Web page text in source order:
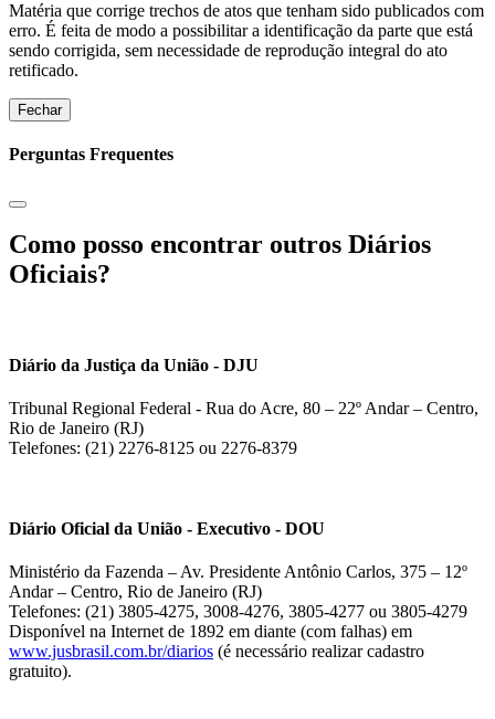
Matéria que corrige trechos de atos que tenham sido publicados com
erro. É feita de modo a possibilitar a identificação da parte que está
sendo corrigida, sem necessidade de reprodução integral do ato
retificado.
Fechar
Perguntas Frequentes
Como posso encontrar outros Diários
Oficiais?
Diário da Justiça da União - DJU
Tribunal Regional Federal - Rua do Acre, 80 – 22º Andar – Centro,
Rio de Janeiro (RJ)
Telefones: (21) 2276-8125 ou 2276-8379
Diário Oficial da União - Executivo - DOU
Ministério da Fazenda – Av. Presidente Antônio Carlos, 375 – 12º
Andar – Centro, Rio de Janeiro (RJ)
Telefones: (21) 3805-4275, 3008-4276, 3805-4277 ou 3805-4279
Disponível na Internet de 1892 em diante (com falhas) em
www.jusbrasil.com.br/diarios (é necessário realizar cadastro
gratuito).